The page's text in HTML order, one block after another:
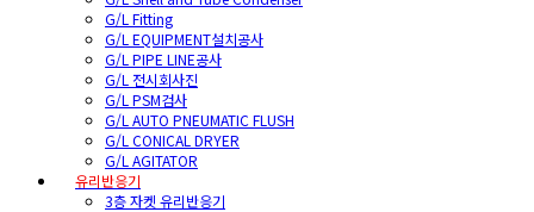
G/L Fitting
G/L EQUIPMENT설치공사
G/L PIPE LINE공사
G/L 전시회사진
G/L PSM검사
G/L AUTO PNEUMATIC FLUSH
G/L CONICAL DRYER
G/L AGITATOR
유리반응기
3층 자켓 유리반응기